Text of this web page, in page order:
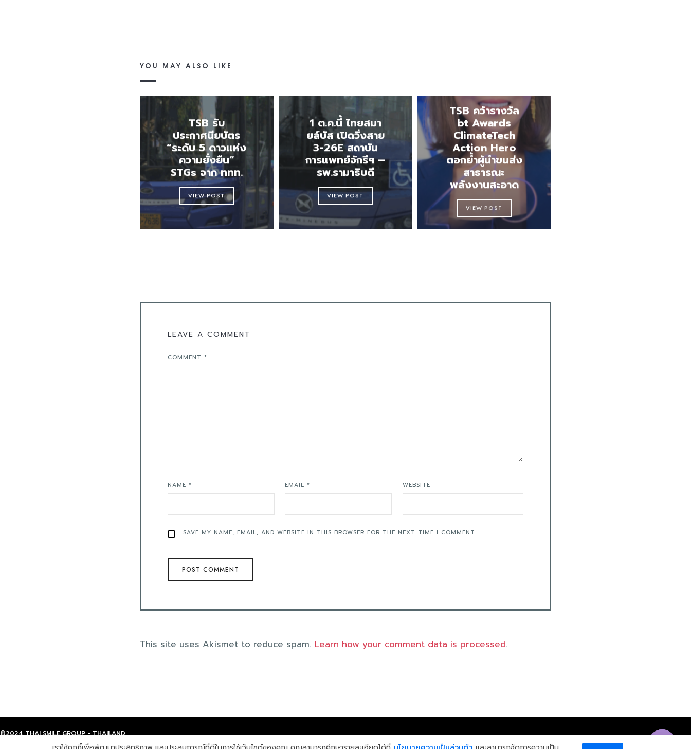
YOU MAY ALSO LIKE
TSB รับ
ประกาศนียบัตร
“ระดับ 5 ดาวแห่ง
ความยั่งยืน”
STGs จาก ททท.
VIEW POST
1 ต.ค.นี้ ไทยสมา
ยล์บัส เปิดวิ่งสาย
3-26E สถาบัน
การแพทย์จักรีฯ –
รพ.รามาธิบดี
VIEW POST
TSB คว้ารางวัล
bt Awards
ClimateTech
Action Hero
ตอกย้ำผู้นำขนส่ง
สาธารณะ
พลังงานสะอาด
VIEW POST
LEAVE A COMMENT
COMMENT *
NAME * EMAIL* WEBSITE
SAVE MY NAME, EMAIL, AND WEBSITE IN THIS BROWSER FOR THE NEXT TIME I COMMENT.
This site uses Akismet to reduce spam. Learn how your comment data is processed.
©2024 THAI SMILE GROUP - THAILAND
สอบถามเพิ่มเติม